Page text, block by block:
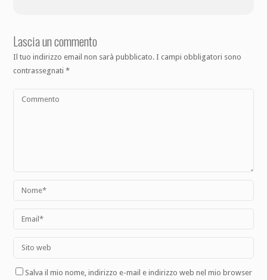
Lascia un commento
Il tuo indirizzo email non sarà pubblicato. I campi obbligatori sono
contrassegnati*
Salva il mio nome, indirizzo e-mail e indirizzo web nel mio browser